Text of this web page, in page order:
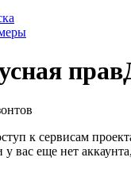
прав
к сервисам
у вас еще нет